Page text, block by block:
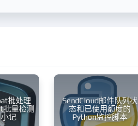
批处理
批量检测
记
SendCloud邮件队列状
态和已使用额度的
Python监控脚本